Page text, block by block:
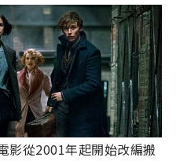
從2001年起開始改編搬